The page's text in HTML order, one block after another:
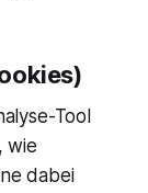
Tool
wie
dabei